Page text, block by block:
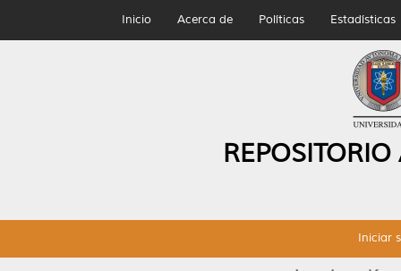
Inicio Acerca de Políticas Estadísticas
Iniciar